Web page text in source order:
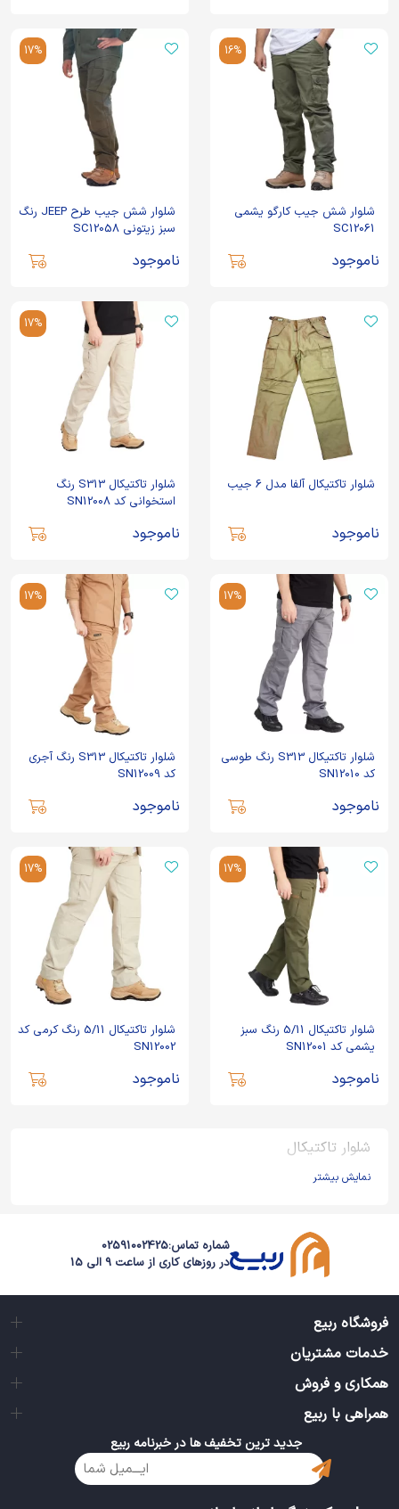
16%
شلوار شش جیب کارگو یشمی
SC12061
ناموجود
17%
شلوار شش جیب طرح JEEP رنگ
سبز زیتونی SC12058
ناموجود
شلوار تاکتیکال آلفا مدل 6 جیب
ناموجود
17%
شلوار تاکتیکال S313 رنگ
استخوانی کد SN12008
ناموجود
17%
شلوار تاکتیکال S313 رنگ طوسی
کد SN12010
ناموجود
17%
شلوار تاکتیکال S313 رنگ آجری
کد SN12009
ناموجود
17%
شلوار تاکتیکال 5/11 رنگ سبز
یشمی کد SN12001
ناموجود
17%
شلوار تاکتیکال 5/11 رنگ کرمی کد
SN12002
ناموجود
شلوار تاکتیکال
نمایش بیشتر
شماره تماس:02591002425
در روزهای کاری از ساعت 9 الی 15
فروشگاه ربیع
خدمات مشتریان
همکاری و فروش
همراهی با ربیع
جدید ترین تخفیف ها در خبرنامه ربیع